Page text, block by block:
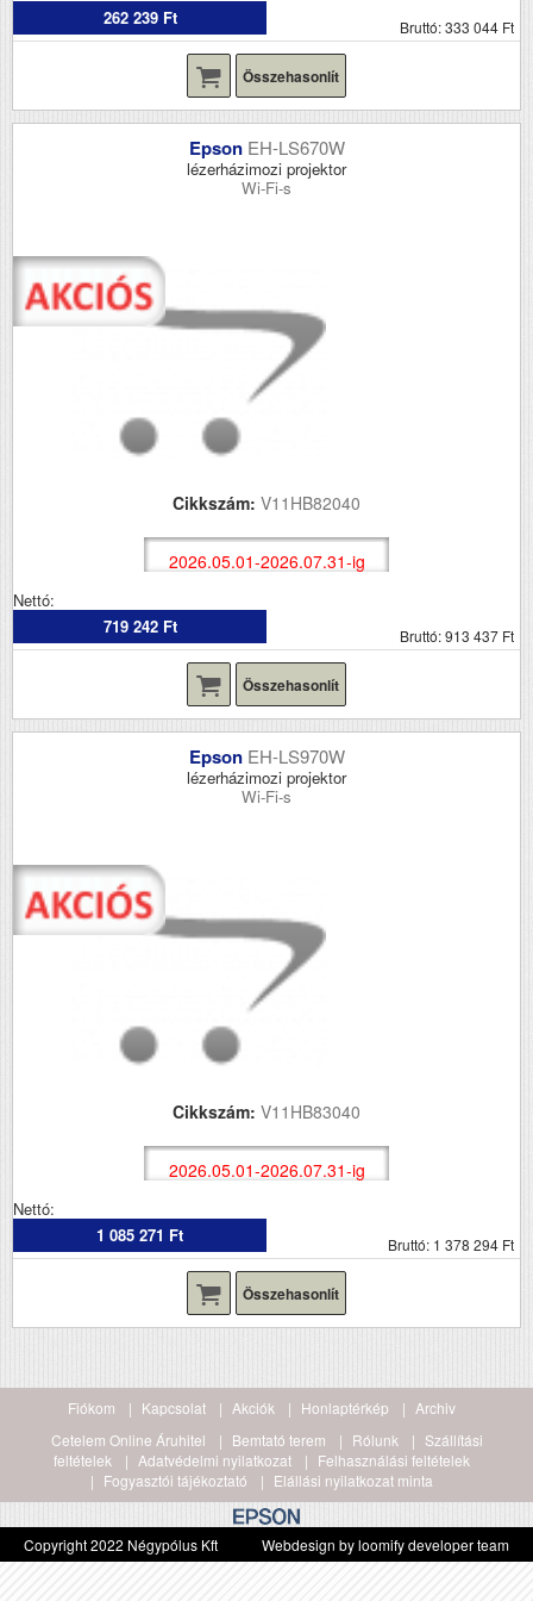
262 239 Ft
Bruttó: 333 044 Ft
Összehasonlít
Epson EH-LS670W
lézerházimozi projektor
Wi-Fi-s
Cikkszám: V11HB82040
2026.05.01-2026.07.31-ig
Nettó:
719 242 Ft
Bruttó: 913 437 Ft
Összehasonlít
Epson EH-LS970W
lézerházimozi projektor
Wi-Fi-s
Cikkszám: V11HB83040
2026.05.01-2026.07.31-ig
Nettó:
1 085 271 Ft
Bruttó: 1 378 294 Ft
Összehasonlít
Fiókom Kapcsolat Akciók Honlaptérkép
Archiv
Cetelem Online Áruhitel
Bemtató terem Rólunk
Szállítási
feltételek
Adatvédelmi nyilatkozat
Felhasználási feltételek
Fogyasztói tájékoztató
Elállási nyilatkozat minta
Copyright 2022 Négypólus Kft Webdesign by loomify developer team